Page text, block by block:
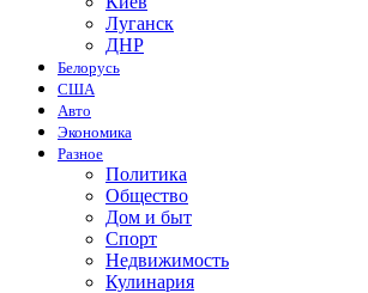
Луганск
ДНР
Белорусь
США
Авто
Экономика
Разное
Политика
Общество
Дом и быт
Спорт
Недвижимость
Кулинария